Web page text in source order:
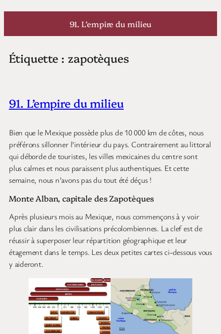
Aller
91. L’empire du milieu
Étiquette : zapotèques
91. L’empire du milieu
Bien que le Mexique possède plus de 10 000 km de côtes, nous
préférons sillonner l’intérieur du pays. Contrairement au littoral
qui déborde de touristes, les villes mexicaines du centre sont
plus calmes et nous paraissent plus authentiques. Et cette
semaine, nous n’avons pas du tout été déçus !
Monte Alban, capitale des Zapotèques
Après plusieurs mois au Mexique, nous commençons à y voir
plus clair dans les civilisations précolombiennes. La clef est de
réussir à superposer leur répartition géographique et leur
étagement dans le temps. Les deux petites cartes ci-dessous vous
y aideront.